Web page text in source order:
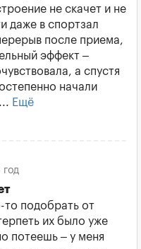
не скачет и не
даже в спортзал
после приема,
эффект –
а спустя
начали
Ещё
подобрать от
их было уже
потеешь – у меня